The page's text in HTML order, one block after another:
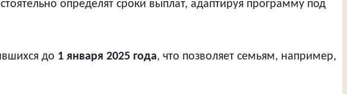
определят сроки выплат, адаптируя программу под
до 1 января 2025 года, что позволяет семьям, например,